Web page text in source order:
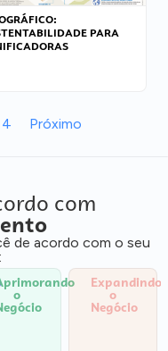
PARA
4 Próximo
com
de acordo com o seu
o
Expandindo
o
Negócio